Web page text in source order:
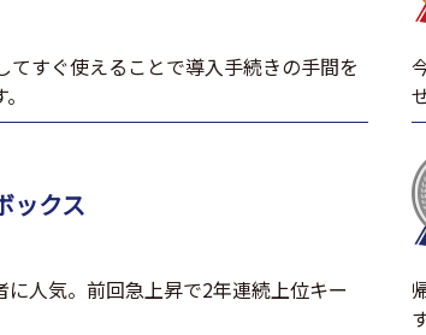
てすぐ使えることで導入手続きの手間を
ックス
人気。前回急上昇で2年連続上位キー